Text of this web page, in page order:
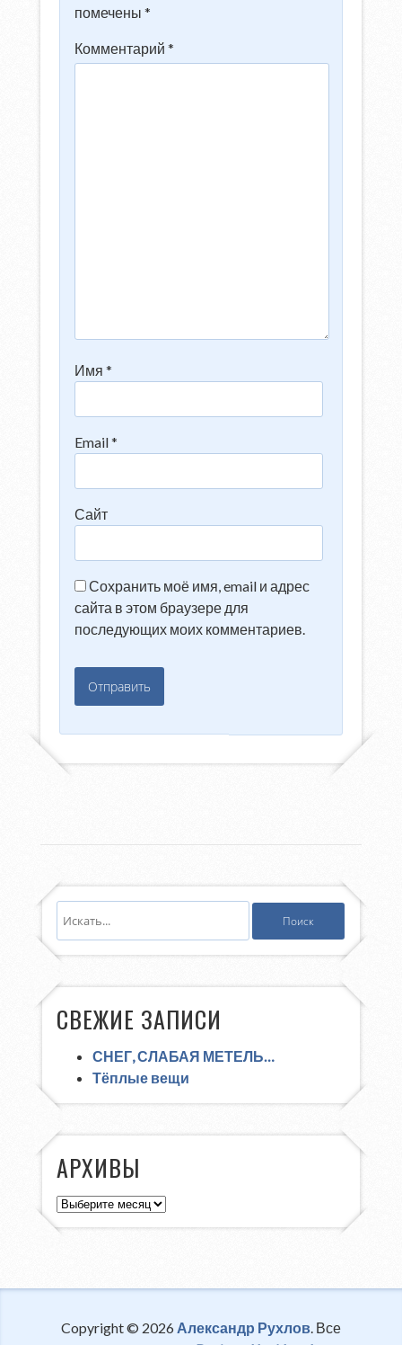
помечены*
Комментарий*
Имя*
Email*
Сайт
Сохранить моё имя, email и адрес
сайта в этом браузере для
последующих моих комментариев.
СВЕЖИЕ ЗАПИСИ
СНЕГ, СЛАБАЯ МЕТЕЛЬ…
Тёплые вещи
АРХИВЫ
Архивы
Copyright © 2026 Александр Рухлов. Все